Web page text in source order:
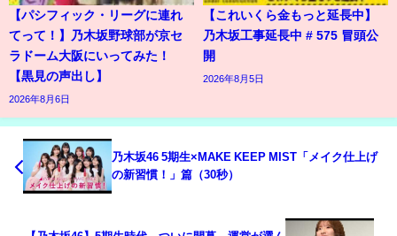
【パシフィック・リーグに連れ
てって！】乃木坂野球部が京セ
ラドーム大阪にいってみた！
【黒見の声出し】
2026年8月6日
【これいくら金もっと延長中】
乃木坂工事延長中 # 575 冒頭公
開
2026年8月5日
乃木坂46 5期生×MAKE KEEP MIST「メイク仕上げ
の新習慣！」篇（30秒）